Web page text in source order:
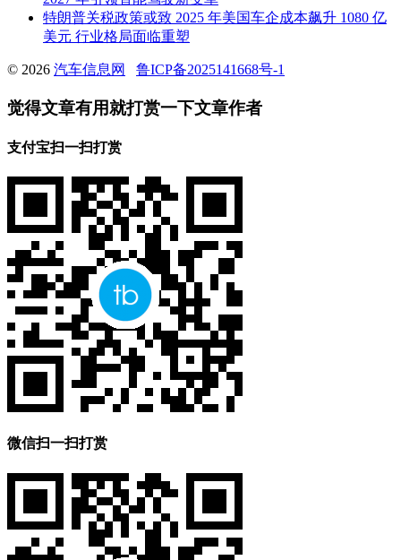
特朗普关税政策或致 2025 年美国车企成本飙升 1080 亿
美元 行业格局面临重塑
© 2026 汽车信息网 鲁ICP备2025141668号-1
觉得文章有用就打赏一下文章作者
支付宝扫一扫打赏
微信扫一扫打赏